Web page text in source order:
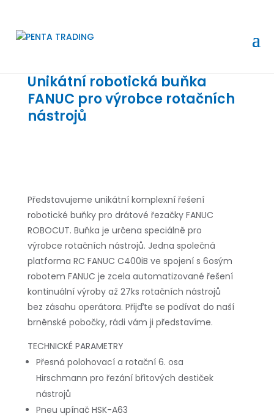
Unikátní robotická buňka
FANUC pro výrobce rotačních
nástrojů
Představujeme unikátní komplexní řešení
robotické buňky pro drátové řezačky FANUC
ROBOCUT. Buňka je určena speciálně pro
výrobce rotačních nástrojů. Jedna společná
platforma RC FANUC C400iB ve spojení s 6osým
robotem FANUC je zcela automatizované řešení
kontinuální výroby až 27ks rotačních nástrojů
bez zásahu operátora. Přijďte se podívat do naší
brněnské pobočky, rádi vám ji představíme.
TECHNICKÉ PARAMETRY
Přesná polohovací a rotační 6. osa
Hirschmann pro řezání břitových destiček
nástrojů
Pneu upínač HSK-A63